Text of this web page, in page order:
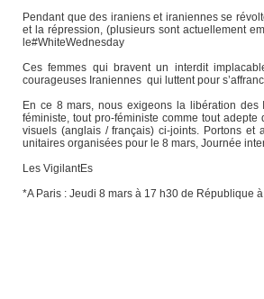
Pendant que des iraniens et iraniennes se
et la répression, (plusieurs sont actuellement
le#WhiteWednesday
Ces femmes qui bravent un interdit
courageuses Iraniennes qui luttent pour
En ce 8 mars, nous exigeons la libération des
féministe, tout pro-féministe comme tout
visuels (anglais / français) ci-joints. Portons et
unitaires organisées pour le 8 mars, Journée
Les VigilantEs
*A Paris : Jeudi 8 mars à 17 h30 de République